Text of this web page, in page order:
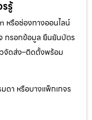
รู้
หรือช่องทางออนไลน์
กรอกข้อมูล ยืนยันบัตร
จัดส่ง–ติดตั้งพร้อม
ดา หรือบางแพ็กเกจร